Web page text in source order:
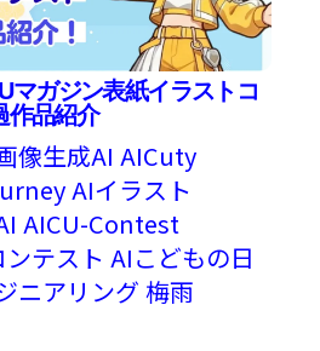
マガジン表紙イラストコ
作品紹介
像生成AI AICuty
AIイラスト
AICU-Contest
テスト AIこどもの日
ニアリング 梅雨